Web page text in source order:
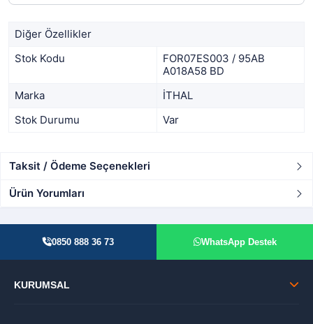
Diğer Özellikler
Stok Kodu
FOR07ES003 / 95AB
A018A58 BD
Marka
İTHAL
Stok Durumu
Var
Taksit / Ödeme Seçenekleri
Ürün Yorumları
0850 888 36 73 WhatsApp Destek
KURUMSAL